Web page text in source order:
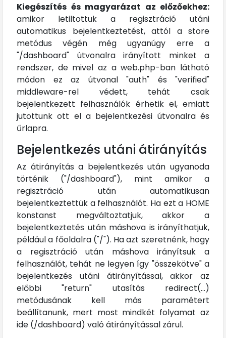
Kiegészítés és magyarázat az előzőekhez:
amikor letiltottuk a regisztráció utáni
automatikus bejelentkeztetést, attól a store
metódus végén még ugyanúgy erre a
"/dashboard" útvonalra irányított minket a
rendszer, de mivel az a web.php-ban látható
módon ez az útvonal "auth" és "verified"
middleware-rel védett, tehát csak
bejelentkezett felhasználók érhetik el, emiatt
jutottunk ott el a bejelentkezési útvonalra és
űrlapra.
Bejelentkezés utáni átirányítás
Az átirányítás a bejelentkezés után ugyanoda
történik ("/dashboard"), mint amikor a
regisztráció után automatikusan
bejelentkeztettük a felhasználót. Ha ezt a HOME
konstanst megváltoztatjuk, akkor a
bejelentkeztetés után máshova is irányíthatjuk,
például a főoldalra ("/"). Ha azt szeretnénk, hogy
a regisztráció után máshova irányítsuk a
felhasználót, tehát ne legyen így "összekötve" a
bejelentkezés utáni átirányítással, akkor az
előbbi "return" utasítás redirect(...)
metódusának kell más paramétert
beállítanunk, mert most mindkét folyamat az
ide (/dashboard) való átirányítással zárul.